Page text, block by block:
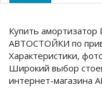
Купить амортизатор
АВТОСТОЙКИ по
Характеристики,
Широкий выбор
интернет-магазина